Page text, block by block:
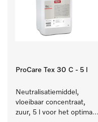
ProCare Tex 30 C - 5 l
Neutralisatiemiddel,
vloeibaar concentraat,
zuur, 5 l voor het optimaal